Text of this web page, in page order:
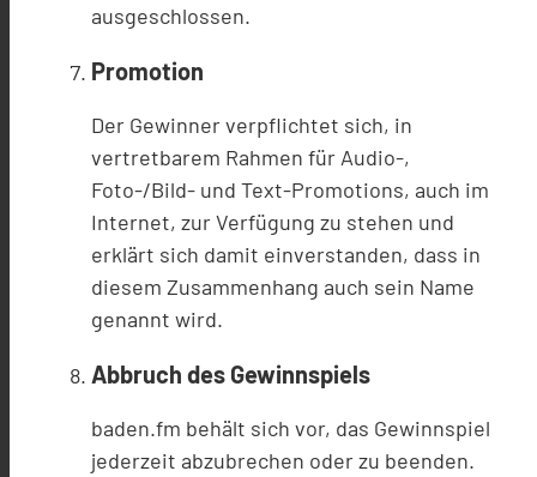
ausgeschlossen.
Promotion
Der Gewinner verpflichtet sich, in
vertretbarem Rahmen für Audio-,
Foto-/Bild- und Text-Promotions, auch im
Internet, zur Verfügung zu stehen und
erklärt sich damit einverstanden, dass in
diesem Zusammenhang auch sein Name
genannt wird.
Abbruch des Gewinnspiels
baden.fm behält sich vor, das Gewinnspiel
jederzeit abzubrechen oder zu beenden.